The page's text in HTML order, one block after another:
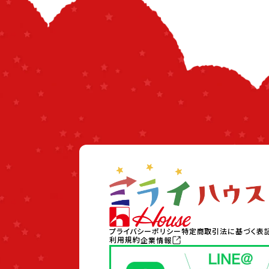
プライバシーポリシー特定商取引法に基づく表
利用規約企業情報